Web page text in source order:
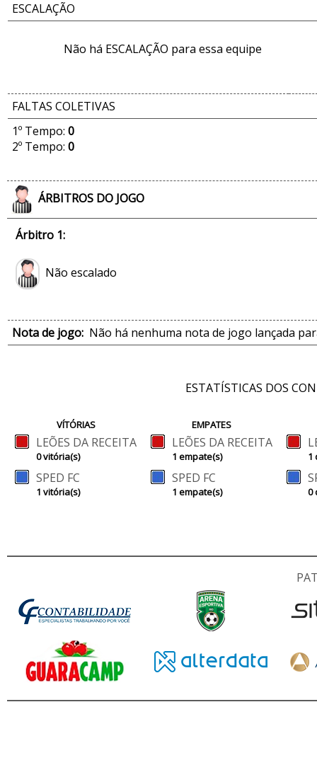
ESCALAÇÃO
Não há ESCALAÇÃO para essa equipe
FALTAS COLETIVAS
1º Tempo: 0
2º Tempo: 0
ÁRBITROS DO JOGO
Árbitro 1:
Não escalado
Nota de jogo: Não há nenhuma nota de jogo lançada
ESTATÍSTICAS DOS
VÍTÓRIAS
LEÕES DA RECEITA
0 vitória(s)
SPED FC
1 vitória(s)
EMPATES
LEÕES DA RECEITA
1 empate(s)
SPED FC
1 empate(s)
1
0